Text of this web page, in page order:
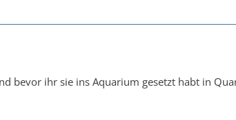
bevor ihr sie ins Aquarium gesetzt habt in